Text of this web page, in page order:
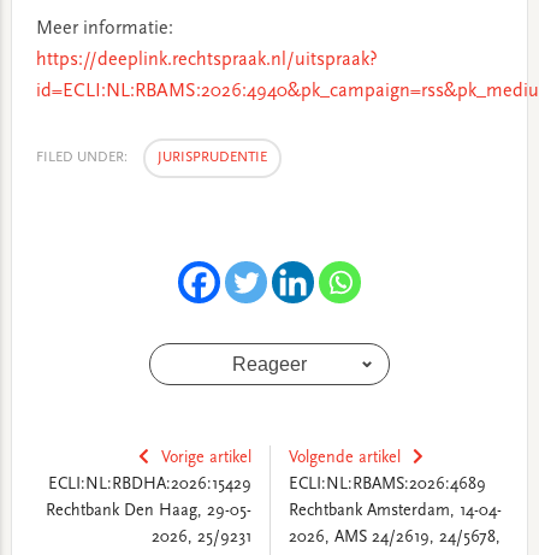
Meer informatie:
https://deeplink.rechtspraak.nl/uitspraak?
FILED UNDER: JURISPRUDENTIE
Reageer
Vorige artikel
ECLI:NL:RBDHA:2026:15429
Rechtbank Den Haag, 29-05-
2026, 25/9231
Volgende artikel
ECLI:NL:RBAMS:2026:4689
Rechtbank Amsterdam, 14-04-
2026, AMS 24/2619, 24/5678,